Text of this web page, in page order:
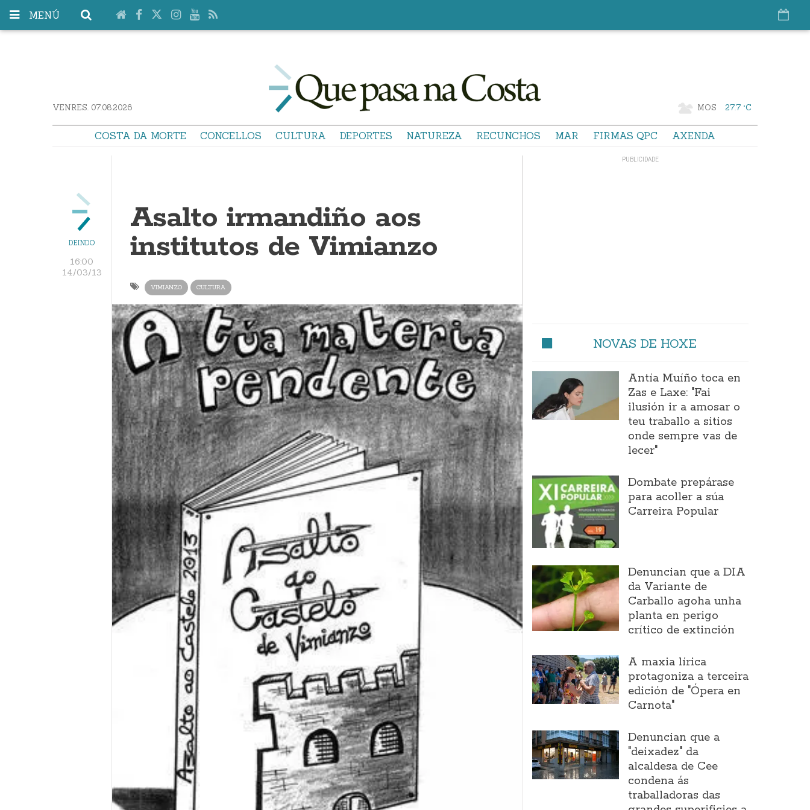
MENÚ
VENRES. 07.08.2026 MOS 27.7 °C
COSTA DA MORTE CONCELLOS CULTURA DEPORTES NATUREZA RECUNCHOS MAR FIRMAS QPC AXENDA
DEINDO
16:00
14/03/13
Asalto irmandiño aos
institutos de Vimianzo
VIMIANZO CULTURA
NOVAS DE HOXE
Antía Muíño toca en
Zas e Laxe: "Fai
ilusión ir a amosar o
teu traballo a sitios
onde sempre vas de
lecer"
Dombate prepárase
para acoller a súa
Carreira Popular
Denuncian que a DIA
da Variante de
Carballo agoha unha
planta en perigo
crítico de extinción
A maxia lírica
protagoniza a terceira
edición de "Ópera en
Carnota"
Denuncian que a
"deixadez" da
alcaldesa de Cee
condena ás
traballadoras das